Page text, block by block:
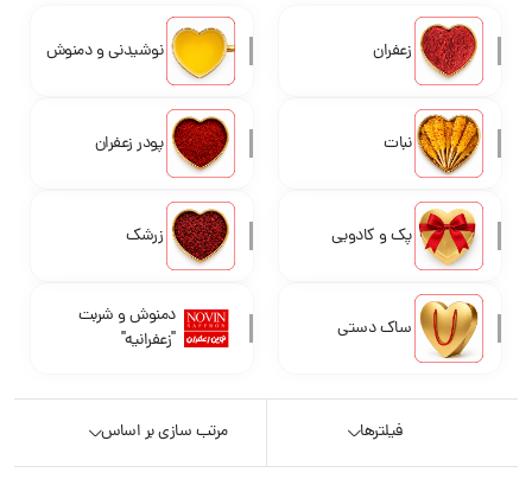
زعفران نوشیدنی و دمنوش
نبات پودر زعفران
پک و کادویی زرشک
ساک دستی
دمنوش و شربت
"زعفرانیه"
فیلترها مرتب سازی بر اساس